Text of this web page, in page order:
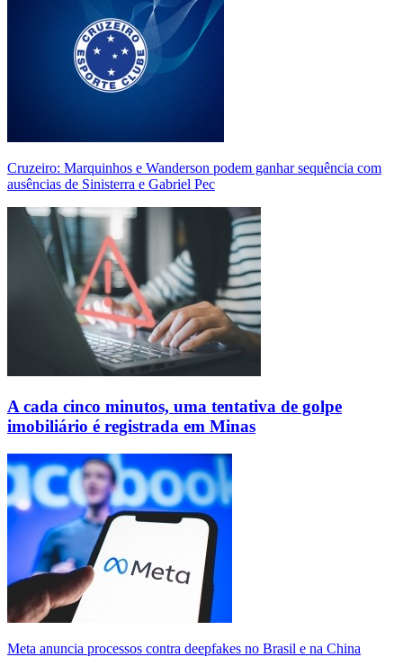
Cruzeiro: Marquinhos e Wanderson podem ganhar sequência com
ausências de Sinisterra e Gabriel Pec
A cada cinco minutos, uma tentativa de golpe
imobiliário é registrada em Minas
Meta anuncia processos contra deepfakes no Brasil e na China